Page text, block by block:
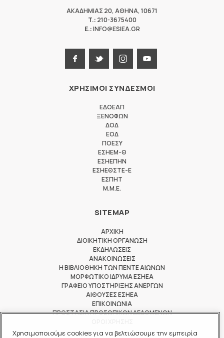
Χρησιμοποιούμε cookies για να βελτιώσουμε την εμπειρία
ΑΚΑΔΗΜΙΑΣ 20, ΑΘΗΝΑ, 10671
T.: 210-3675400
E.:INFO@ESIEA.GR
ΧΡΗΣΙΜΟΙ ΣΥΝΔΕΣΜΟΙ
ΕΔΟΕΑΠ
ΞΕΝΟΦΩΝ
ΔΟΔ
ΕΟΔ
ΠΟΕΣΥ
ΕΣΗΕΜ-Θ
ΕΣΗΕΠΗΝ
ΕΣΗΕΘΣΤΕ-Ε
ΕΣΠΗΤ
M.M.E.
SITEMAP
ΑΡΧΙΚΗ
ΔΙΟΙΚΗΤΙΚΗ ΟΡΓΑΝΩΣΗ
ΕΚΔΗΛΩΣΕΙΣ
ΑΝΑΚΟΙΝΩΣΕΙΣ
Η ΒΙΒΛΙΟΘΗΚΗ ΤΩΝ ΠΕΝΤΕ ΑΙΩΝΩΝ
ΜΟΡΦΩΤΙΚΟ ΙΔΡΥΜΑ ΕΣΗΕΑ
ΓΡΑΦΕΙΟ ΥΠΟΣΤΗΡΙΞΗΣ ΑΝΕΡΓΩΝ
ΑΙΘΟΥΣΕΣ ΕΣΗΕΑ
ΕΠΙΚΟΙΝΩΝΙΑ
ΠΡΟΣΤΑΣΙΑ ΠΡΟΣΩΠΙΚΩΝ ΔΕΔΟΜΕΝΩΝ